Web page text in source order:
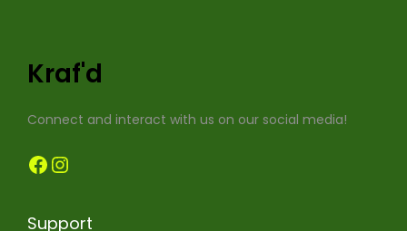
Kraf'd
Connect and interact with us on our social media!
Facebook Instagram
Support